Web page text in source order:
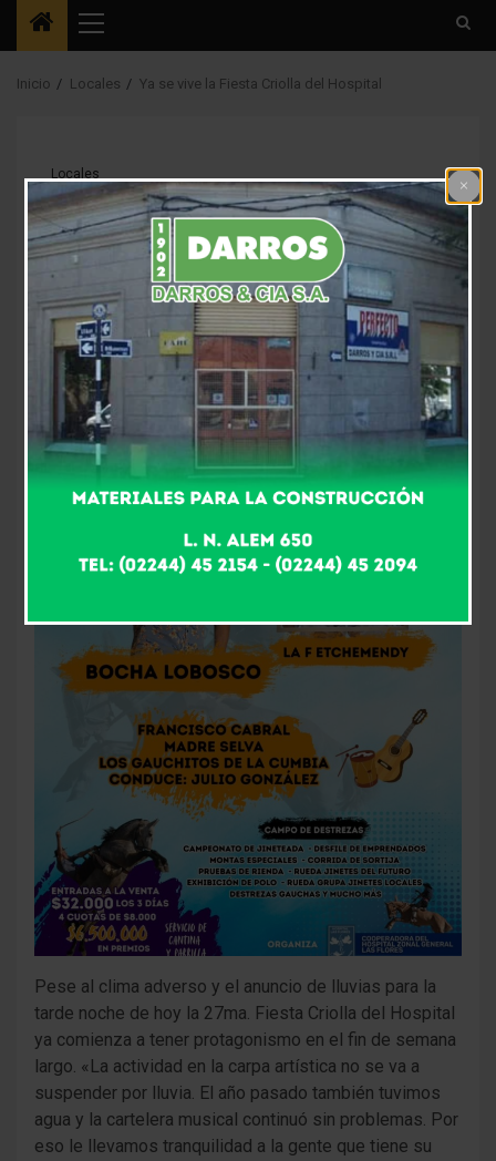
Menú
principal
Inicio Locales Ya se vive la Fiesta Criolla del Hospital
Locales
Ya se vive la Fiesta
Criolla del Hospital
5 meses atrás Fm Alpha
Pese al clima adverso y el anuncio de lluvias para la
tarde noche de hoy la 27ma. Fiesta Criolla del Hospital
ya comienza a tener protagonismo en el fin de semana
largo. «La actividad en la carpa artística no se va a
suspender por lluvia. El año pasado también tuvimos
agua y la cartelera musical continuó sin problemas. Por
eso le llevamos tranquilidad a la gente que tiene su